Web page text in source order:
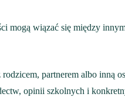
mogą wiązać się między
partnerem albo
opinii szkolnych i